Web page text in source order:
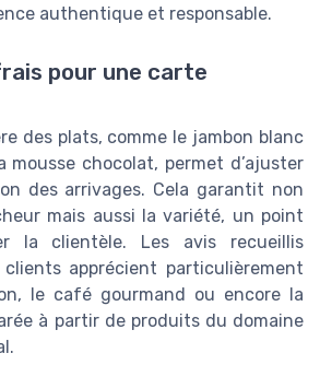
authentique et responsable.
pour une carte
des plats, comme le jambon blanc
mousse chocolat, permet d’ajuster
des arrivages. Cela garantit non
mais aussi la variété, un point
la clientèle. Les avis recueillis
apprécient particulièrement
le café gourmand ou encore la
à partir de produits du domaine